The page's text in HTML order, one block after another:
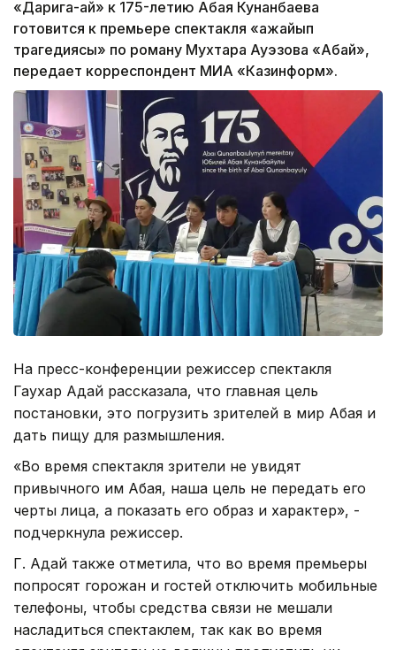
«Дарига-ай» к 175-летию Абая Кунанбаева
готовится к премьере спектакля «Ғажайып
трагедиясы» по роману Мухтара Ауэзова «Абай»,
передает корреспондент МИА «Казинформ».
На пресс-конференции режиссер спектакля
Гаухар Адай рассказала, что главная цель
постановки, это погрузить зрителей в мир Абая и
дать пищу для размышления.
«Во время спектакля зрители не увидят
привычного им Абая, наша цель не передать его
черты лица, а показать его образ и характер», -
подчеркнула режиссер.
Г. Адай также отметила, что во время премьеры
попросят горожан и гостей отключить мобильные
телефоны, чтобы средства связи не мешали
насладиться спектаклем, так как во время